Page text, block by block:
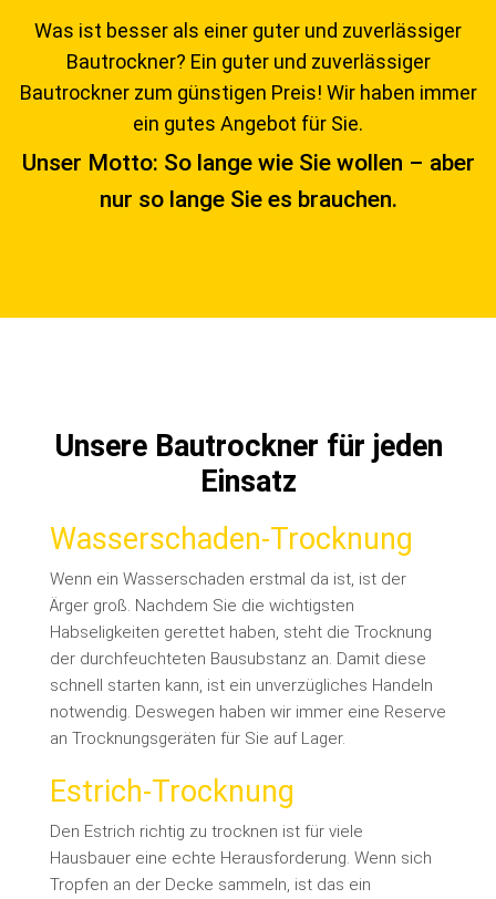
Was ist besser als einer guter und zuverlässiger
Bautrockner? Ein guter und zuverlässiger
Bautrockner zum günstigen Preis! Wir haben immer
ein gutes Angebot für Sie.
Unser Motto: So lange wie Sie wollen – aber
nur so lange Sie es brauchen.
Unsere Bautrockner für jeden
Einsatz
Wasserschaden-Trocknung
Wenn ein Wasserschaden erstmal da ist, ist der
Ärger groß. Nachdem Sie die wichtigsten
Habseligkeiten gerettet haben, steht die Trocknung
der durchfeuchteten Bausubstanz an. Damit diese
schnell starten kann, ist ein unverzügliches Handeln
notwendig. Deswegen haben wir immer eine Reserve
an Trocknungsgeräten für Sie auf Lager.
Estrich-Trocknung
Den Estrich richtig zu trocknen ist für viele
Hausbauer eine echte Herausforderung. Wenn sich
Tropfen an der Decke sammeln, ist das ein